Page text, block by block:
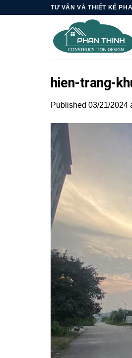
TƯ VẤN VÀ THIẾT KẾ
hien-trang-
Published 03/21/2024